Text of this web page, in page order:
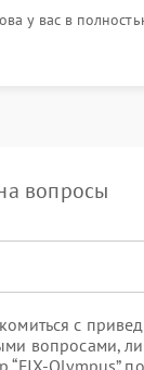
у вас в
вопросы
с
вопросами,
“FIX-Olympus”